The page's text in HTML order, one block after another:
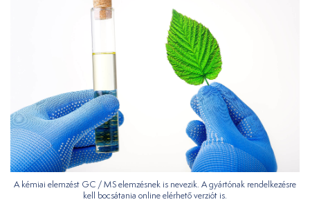
A kémiai elemzést GC / MS elemzésnek is nevezik. A gyártónak rendelkezésre
kell bocsátania online elérhető verziót is.